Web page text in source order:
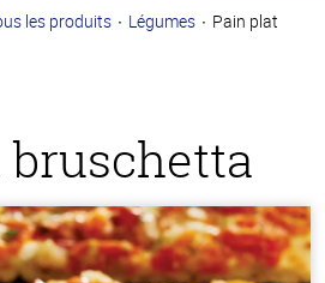
les produits Légumes
Pain plat